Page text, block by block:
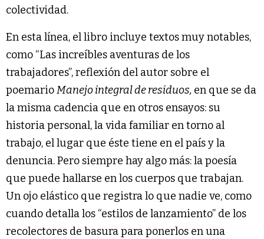
colectividad.
En esta línea, el libro incluye textos muy notables,
como “Las increíbles aventuras de los
trabajadores”, reflexión del autor sobre el
poemarioManejo integral de residuos, en que se da
la misma cadencia que en otros ensayos: su
historia personal, la vida familiar en torno al
trabajo, el lugar que éste tiene en el país y la
denuncia. Pero siempre hay algo más: la poesía
que puede hallarse en los cuerpos que trabajan.
Un ojo elástico que registra lo que nadie ve, como
cuando detalla los “estilos de lanzamiento” de los
recolectores de basura para ponerlos en una